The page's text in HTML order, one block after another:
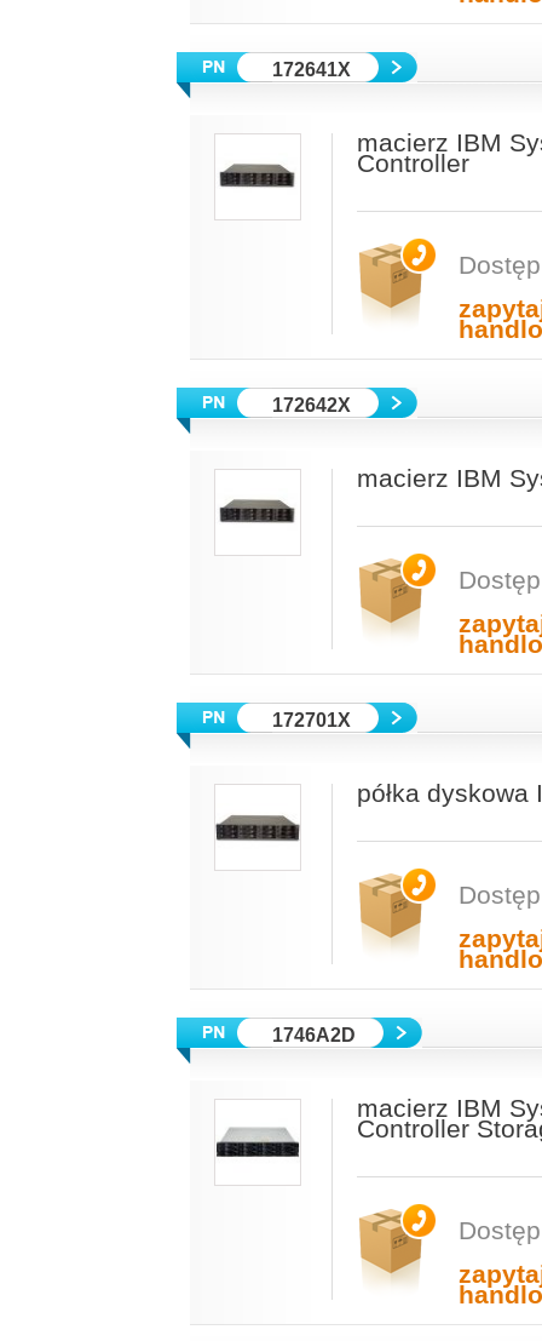
172641X
macierz IBM
Controller
172642X
macierz IBM
172701X
półka
1746A2D
macierz IBM
Controller